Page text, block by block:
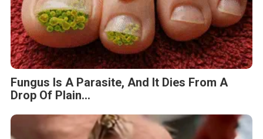
Fungus Is A Parasite, And It Dies From A
Drop Of Plain...